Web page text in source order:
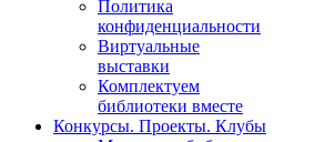
Политика
конфиденциальности
Виртуальные
выставки
Комплектуем
библиотеки вместе
Конкурсы. Проекты. Клубы